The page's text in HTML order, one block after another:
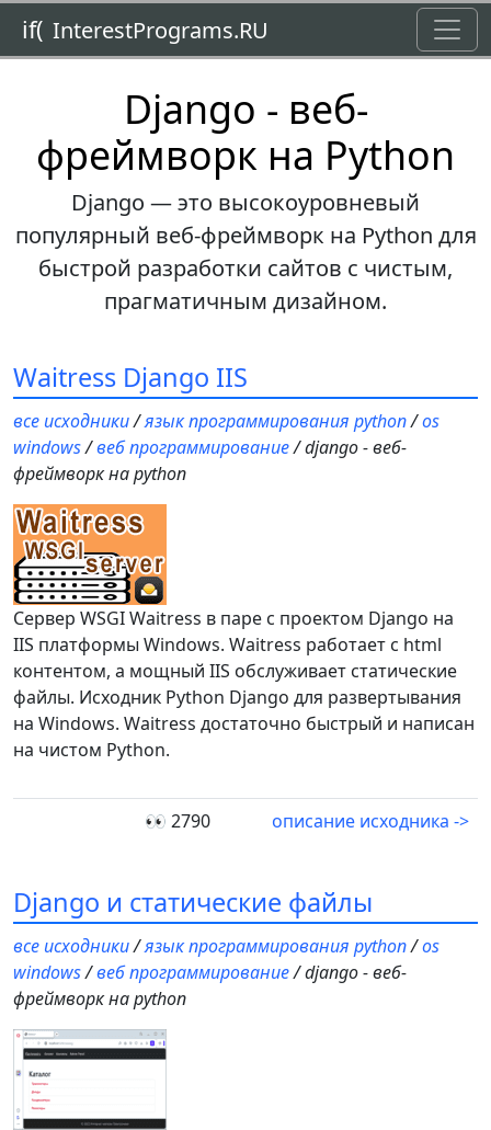
if( InterestPrograms.RU
Django - веб-
фреймворк на Python
Django — это высокоуровневый
популярный веб-фреймворк на Python для
быстрой разработки сайтов с чистым,
прагматичным дизайном.
Waitress Django IIS
все исходники/язык программирования python/os
windows/веб программирование/ django - веб-
фреймворк на python
Сервер WSGI Waitress в паре с проектом Django на
IIS платформы Windows. Waitress работает с html
контентом, а мощный IIS обслуживает статические
файлы. Исходник Python Django для развертывания
на Windows. Waitress достаточно быстрый и написан
на чистом Python.
👀 2790 описание исходника ->
Django и статические файлы
все исходники/язык программирования python/os
windows/веб программирование/ django - веб-
фреймворк на python